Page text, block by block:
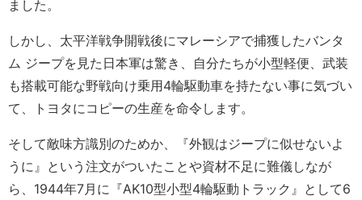
ました。
しかし、太平洋戦争開戦後にマレーシアで捕獲したバンタ
ム ジープを見た日本軍は驚き、自分たちが小型軽便、武装
も搭載可能な野戦向け乗用4輪駆動車を持たない事に気づい
て、トヨタにコピーの生産を命令します。
そして敵味方識別のためか、『外観はジープに似せないよ
うに』という注文がついたことや資材不足に難儀しなが
ら、1944年7月に『AK10型小型4輪駆動トラック』として6